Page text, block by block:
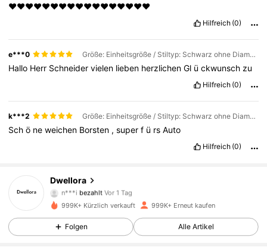
♥️♥️♥️♥️♥️♥️♥️♥️♥️♥️♥️♥️♥️♥️♥️♥️♥️
Hilfreich (0)
e***0 Größe: Einheitsgröße / Stiltyp: Schwarz ohne Diamanten
Hallo Herr Schneidervielen lieben herzlichenGl ückwunsch zu
Hilfreich (0)
k***2 Größe: Einheitsgröße / Stiltyp: Schwarz ohne Diamanten
Schö neweichen Borsten ,superf ü rsAuto
Hilfreich (0)
Dwellora
n***ibezahlt
o***9istVor 5 Stunden
999K+ Kürzlich verkauft 999K+ Erneut kaufen
Folgen Alle Artikel